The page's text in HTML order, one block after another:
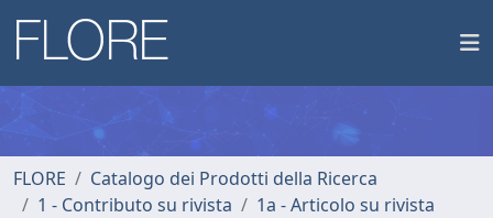
FLORE
Catalogo dei Prodotti della Ricerca
1 - Contributo su rivista
1a - Articolo su rivista